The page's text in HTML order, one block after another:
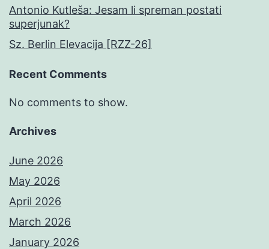
Antonio Kutleša: Jesam li spreman postati
superjunak?
Sz. Berlin Elevacija [RZZ-26]
Recent Comments
No comments to show.
Archives
June 2026
May 2026
April 2026
March 2026
January 2026